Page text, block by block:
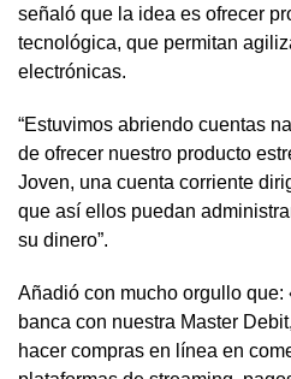
señaló que la idea es ofrecer
tecnológica, que permitan
electrónicas.
“Estuvimos abriendo cuentas
de ofrecer nuestro producto
Joven, una cuenta corriente
que así ellos puedan
su dinero”.
Añadió con mucho orgullo
banca con nuestra Master
hacer compras en línea en